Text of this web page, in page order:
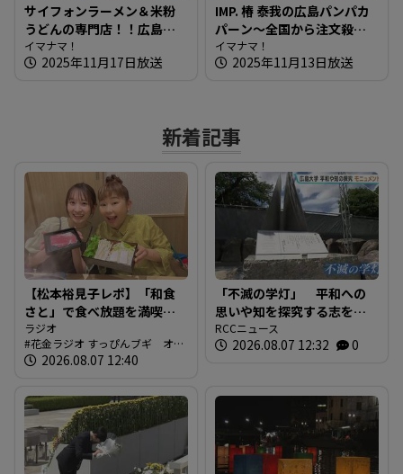
サイフォンラーメン＆米粉
うどんの専門店！！広島の
新しい麺を知りたガール
【街ネタ！知りたガール】
イマナマ！
2025年11月17日放送
IMP. 椿 泰我の広島パンパカ
パーン～全国から注文殺
到！クイニーアマン専門店
イマナマ！
2025年11月13日放送
新着記事
【松本裕見子レポ】「和食
さと」で食べ放題を満喫！
「さとしゃぶ」を体験！！
（RCCラジオ「花金ラジオ
すっぴんブギ」企画）
ラジオ
花金ラジオ すっぴんブギ オン
エア情報
2026.08.07 12:40
「不滅の学灯」 平和への
思いや知を探究する志をモ
ニュメントに 広島大学発
祥の地 東千田キャンパス
RCCニュース
2026.08.07 12:32 0